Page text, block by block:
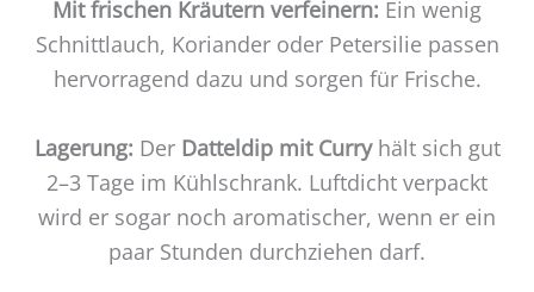
Mit frischen Kräutern verfeinern: Ein wenig
Schnittlauch, Koriander oder Petersilie passen
hervorragend dazu und sorgen für Frische.
Lagerung: Der Datteldip mit Curry hält sich gut
2–3 Tage im Kühlschrank. Luftdicht verpackt
wird er sogar noch aromatischer, wenn er ein
paar Stunden durchziehen darf.